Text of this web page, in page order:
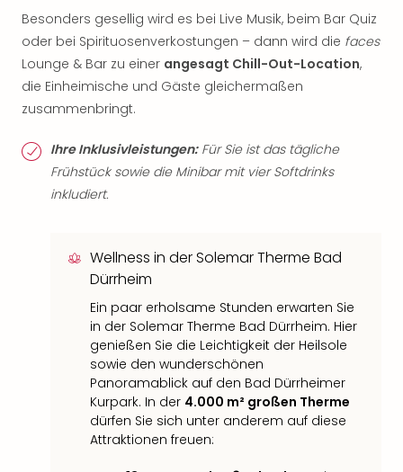
Besonders gesellig wird es bei Live Musik, beim Bar Quiz
oder bei Spirituosenverkostungen – dann wird die faces
Lounge & Bar zu einer angesagt Chill-Out-Location,
die Einheimische und Gäste gleichermaßen
zusammenbringt.
Ihre Inklusivleistungen:Für Sie ist das tägliche
Frühstück sowie die Minibar mit vier Softdrinks
inkludiert.
Wellness in der Solemar Therme Bad
Dürrheim
Ein paar erholsame Stunden erwarten Sie
in der Solemar Therme Bad Dürrheim. Hier
genießen Sie die Leichtigkeit der Heilsole
sowie den wunderschönen
Panoramablick auf den Bad Dürrheimer
Kurpark. In der 4.000 m² großen Therme
dürfen Sie sich unter anderem auf diese
Attraktionen freuen: